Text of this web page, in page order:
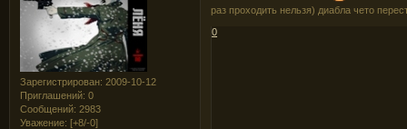
Зарегистрирован: 2009-10-12
Приглашений: 0
Сообщений: 2983
Уважение: [+8/-0]
раз проходить нельзя) диабла чето
0